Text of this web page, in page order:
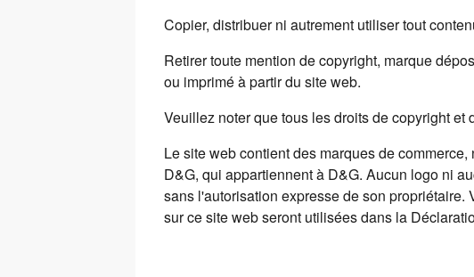
Copier, distribuer ni autrement utiliser tout
Retirer toute mention de copyright, marque
ou imprimé à partir du site web.
Veuillez noter que tous les droits de copyright
Le site web contient des marques de
D&G, qui appartiennent à D&G. Aucun logo ni
sans l'autorisation expresse de son
sur ce site web seront utilisées dans la